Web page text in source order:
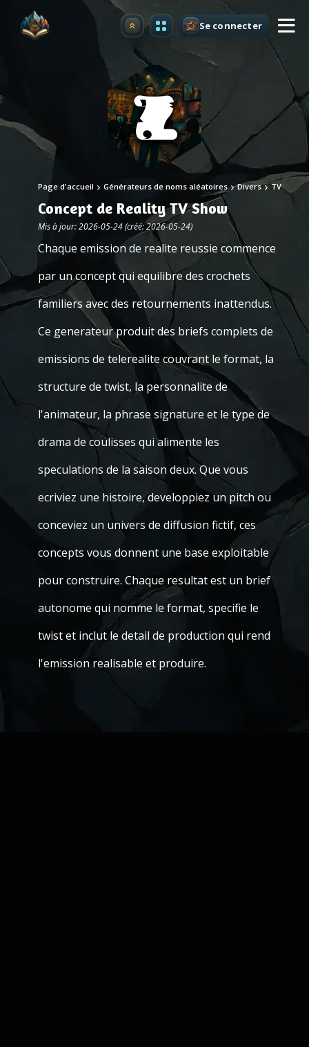
Premium Se connecter
Page d'accueil Générateurs de noms aléatoires Divers TV
Concept de Reality TV Show
Mis à jour: 2026-05-24 (créé: 2026-05-24)
Chaque emission de realite reussie commence
par un concept qui equilibre des crochets
familiers avec des retournements inattendus.
Ce generateur produit des briefs complets de
emissions de telerealite couvrant le format, la
structure de twist, la personnalite de
l'animateur, la phrase signature et le type de
drama de coulisses qui alimente les
speculations de la saison deux. Que vous
ecriviez une histoire, developpiez un pitch ou
conceviez un univers de diffusion fictif, ces
concepts vous donnent une base exploitable
pour construire. Chaque resultat est un brief
autonome qui nomme le format, specifie le
twist et inclut le detail de production qui rend
l'emission realisable et produire.